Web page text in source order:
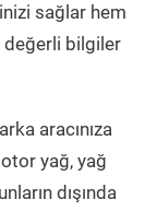
sağlar hem
değerli bilgiler
aracınıza
yağ, yağ
dışında